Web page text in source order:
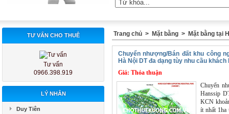
TƯ VẤN CHO THUÊ
Tư vấn
0966.398.919
LÝ NHÂN
Duy Tiên
Trang chủ > Mặt bằng > Mặt bằng tại
Chuyển nhượng/Bán đất khu công
Hà Nội DT đa dạng tùy nhu cầu khách
Giá: Thỏa thuận
Chuyển
Hanssip
KCN
ít nhất 1ha